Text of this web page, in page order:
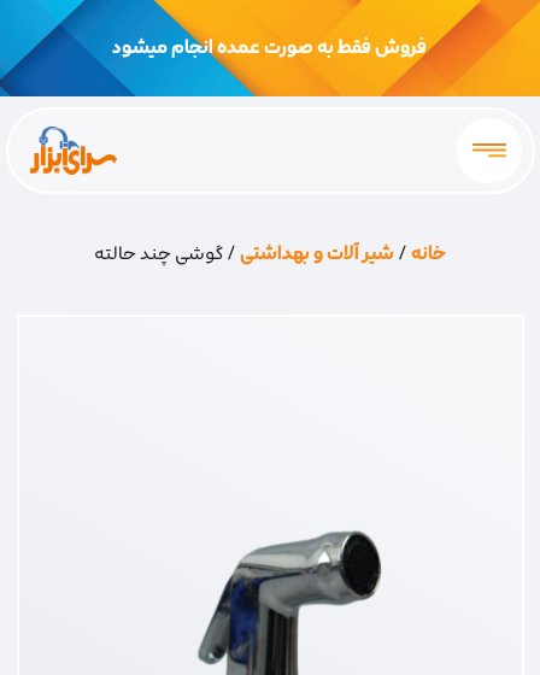
فروش فقط به صورت عمده انجام میشود
خانه/شیر آلات و بهداشتی/ گوشی چند حالته